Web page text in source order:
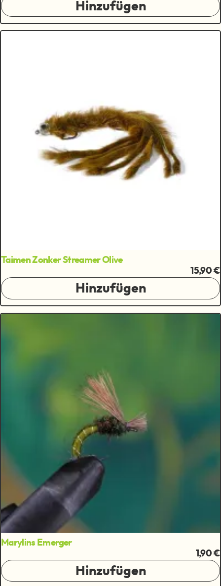
Hinzufügen
Taimen Zonker Streamer Olive
15,90 €
Hinzufügen
Marylins Emerger
1,90 €
Hinzufügen